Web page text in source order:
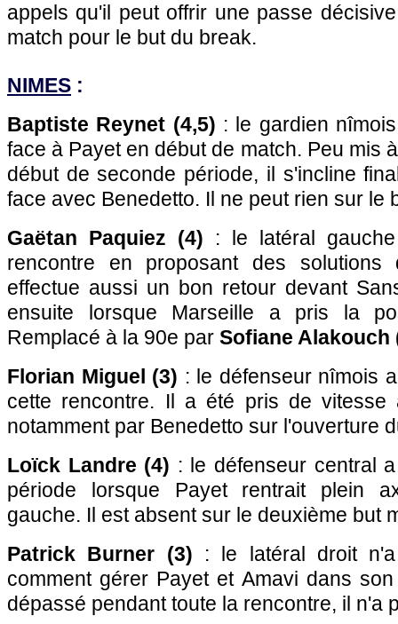
appels qu'il peut offrir une passe
match pour le but du break.
NIMES :
Baptiste Reynet (4,5) : le gardien
face à Payet en début de match. Peu mis
début de seconde période, il s'incline
face avec Benedetto. Il ne peut rien sur le
Gaëtan Paquiez (4) : le latéral
rencontre en proposant des
effectue aussi un bon retour devant
ensuite lorsque Marseille a pris la
Remplacé à la 90e par Sofiane Alakouch
Florian Miguel (3) : le défenseur nîmois
cette rencontre. Il a été pris de vitesse
notamment par Benedetto sur l'ouverture
Loïck Landre (4) : le défenseur central
période lorsque Payet rentrait plein
gauche. Il est absent sur le deuxième but
Patrick Burner (3) : le latéral droit
comment gérer Payet et Amavi dans
dépassé pendant toute la rencontre, il n'a